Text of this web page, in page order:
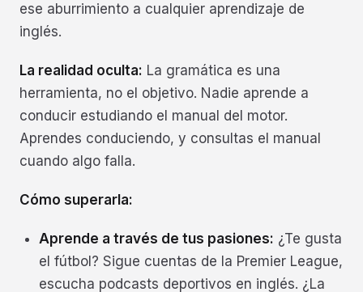
ese aburrimiento a cualquier aprendizaje de
inglés.
La realidad oculta: La gramática es una
herramienta, no el objetivo. Nadie aprende a
conducir estudiando el manual del motor.
Aprendes conduciendo, y consultas el manual
cuando algo falla.
Cómo superarla:
Aprende a través de tus pasiones: ¿Te gusta
el fútbol? Sigue cuentas de la Premier League,
escucha podcasts deportivos en inglés. ¿La